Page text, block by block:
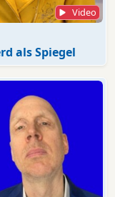
Video
als Spiegel